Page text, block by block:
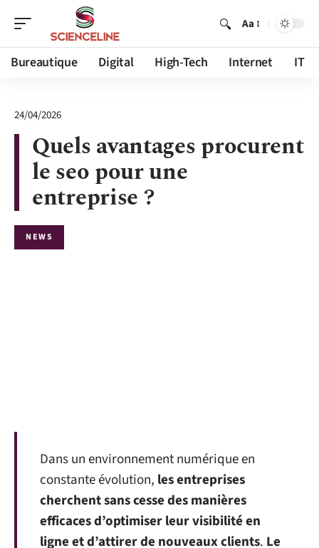
Aa
Bureautique Digital High-Tech Internet IT
24/04/2026
Quels avantages procurent
le seo pour une
entreprise ?
NEWS
Dans un environnement numérique en
constante évolution, les entreprises
cherchent sans cesse des manières
efficaces d’optimiser leur visibilité en
ligne et d’attirer de nouveaux clients. Le